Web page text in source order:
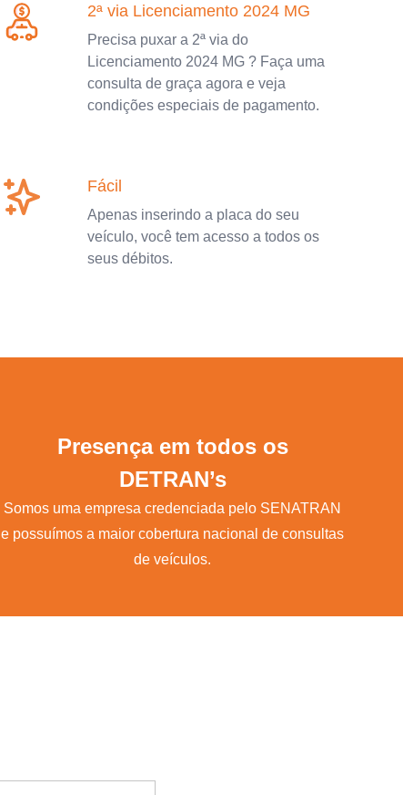
2ª via Licenciamento 2024 MG
Precisa puxar a 2ª via do
Licenciamento 2024 MG ? Faça uma
consulta de graça agora e veja
condições especiais de pagamento.
Fácil
Apenas inserindo a placa do seu
veículo, você tem acesso a todos os
seus débitos.
Presença em todos os
DETRAN’s
Somos uma empresa credenciada pelo SENATRAN
e possuímos a maior cobertura nacional de consultas
de veículos.